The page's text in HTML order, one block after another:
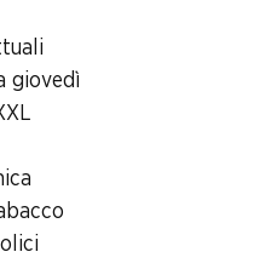
giovedì
1715 Alterswil FR